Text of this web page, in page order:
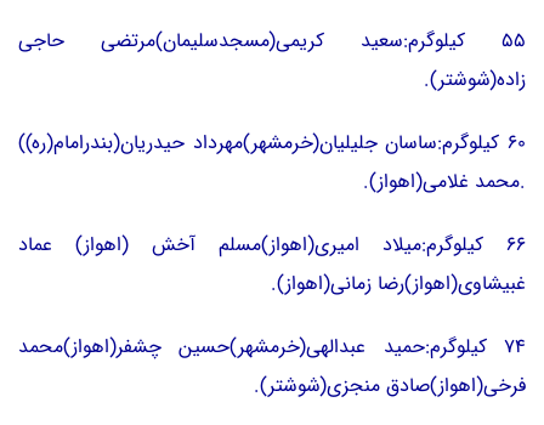
55 کیلوگرم:سعید کریمی(مسجدسلیمان)مرتضی حاجی
زاده(شوشتر).
60 کیلوگرم:ساسان جلیلیان(خرمشهر)مهرداد حیدریان(بندرامام(ره))
.محمد غلامی(اهواز).
66 کیلوگرم:میلاد امیری(اهواز)مسلم آخش (اهواز) عماد
غبیشاوی(اهواز)رضا زمانی(اهواز).
74 کیلوگرم:حمید عبدالهی(خرمشهر)حسین چشفر(اهواز)محمد
فرخی(اهواز)صادق منجزی(شوشتر).